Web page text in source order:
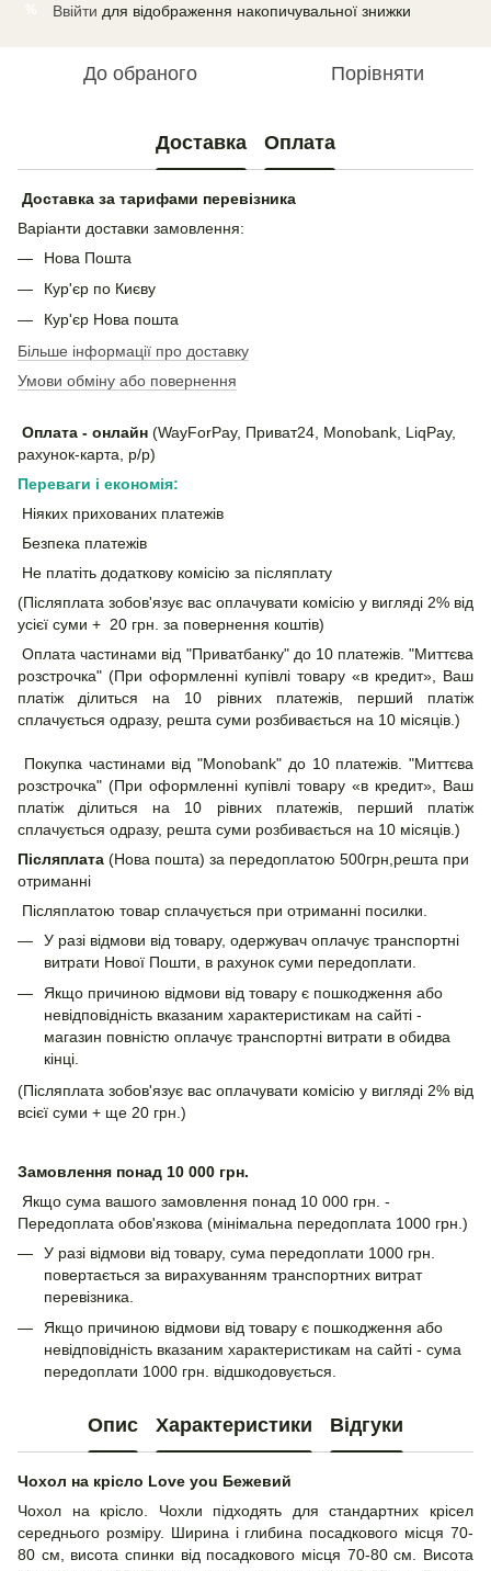
Ввійти для відображення накопичувальної знижки
До обраного Порівняти
Доставка Оплата
Доставка за тарифами перевізника
Варіанти доставки замовлення:
Нова Пошта
Кур'єр по Києву
Кур'єр Нова пошта
Більше інформації про доставку
Умови обміну або повернення
Оплата - онлайн (WayForPay, Приват24, Monobank, LiqPay,
рахунок-карта, р/р)
Переваги і економія:
Ніяких прихованих платежів
Безпека платежів
Не платіть додаткову комісію за післяплату
(Післяплата зобов'язує вас оплачувати комісію у вигляді 2% від
усієї суми + 20 грн. за повернення коштів)
Оплата частинами від "Приватбанку" до 10 платежів. "Миттєва
розстрочка" (При оформленні купівлі товару «в кредит», Ваш
платіж ділиться на 10 рівних платежів, перший платіж
сплачується одразу, решта суми розбивається на 10 місяців.)
Покупка частинами від "Monobank" до 10 платежів. "Миттєва
розстрочка" (При оформленні купівлі товару «в кредит», Ваш
платіж ділиться на 10 рівних платежів, перший платіж
сплачується одразу, решта суми розбивається на 10 місяців.)
Післяплата (Нова пошта) за передоплатою 500грн,решта при
отриманні
Післяплатою товар сплачується при отриманні посилки.
У разі відмови від товару, одержувач оплачує транспортні
витрати Нової Пошти, в рахунок суми передоплати.
Якщо причиною відмови від товару є пошкодження або
невідповідність вказаним характеристикам на сайті -
магазин повністю оплачує транспортні витрати в обидва
кінці.
(Післяплата зобов'язує вас оплачувати комісію у вигляді 2% від
всієї суми + ще 20 грн.)
Замовлення понад 10 000 грн.
Якщо сума вашого замовлення понад 10 000 грн. -
Передоплата обов'язкова (мінімальна передоплата 1000 грн.)
У разі відмови від товару, сума передоплати 1000 грн.
повертається за вирахуванням транспортних витрат
перевізника.
Якщо причиною відмови від товару є пошкодження або
невідповідність вказаним характеристикам на сайті - сума
передоплати 1000 грн. відшкодовується.
Опис Характеристики Відгуки
Чохол на крісло Love you Бежевий
Чохол на крісло. Чохли підходять для стандартних крісел
середнього розміру. Ширина і глибина посадкового місця 70-
80 см, висота спинки від посадкового місця 70-80 см. Висота